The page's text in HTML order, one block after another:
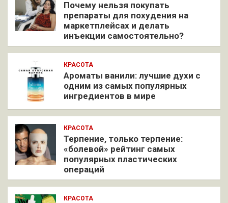
Почему нельзя покупать
препараты для похудения на
маркетплейсах и делать
инъекции самостоятельно?
КРАСОТА
Ароматы ванили: лучшие духи с
одним из самых популярных
ингредиентов в мире
КРАСОТА
Терпение, только терпение:
«болевой» рейтинг самых
популярных пластических
операций
КРАСОТА